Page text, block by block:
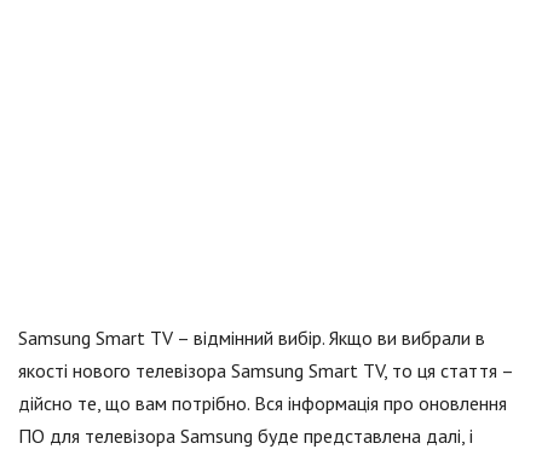
Samsung Smart TV – відмінний вибір. Якщо ви вибрали в
якості нового телевізора Samsung Smart TV, то ця стаття –
дійсно те, що вам потрібно. Вся інформація про оновлення
ПО для телевізора Samsung буде представлена далі, і